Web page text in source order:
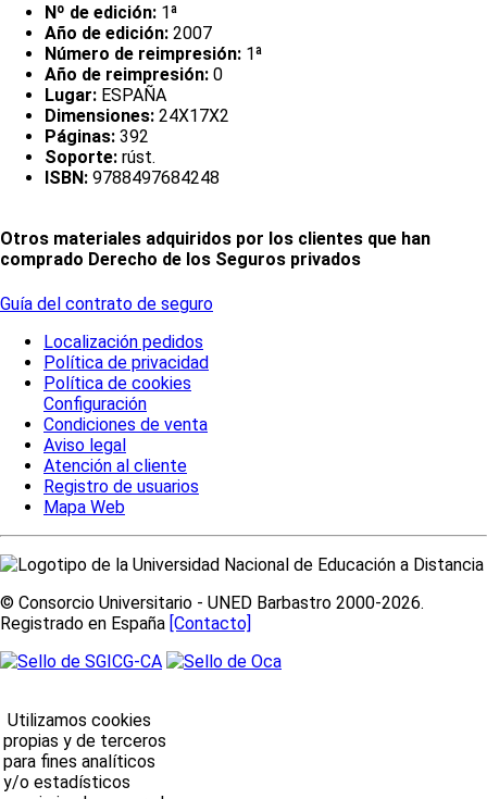
Nº de edición: 1ª
Año de edición: 2007
Número de reimpresión: 1ª
Año de reimpresión: 0
Lugar: ESPAÑA
Dimensiones: 24X17X2
Páginas: 392
Soporte: rúst.
ISBN: 9788497684248
Otros materiales adquiridos por los clientes que han
comprado Derecho de los Seguros privados
Guía del contrato de seguro
Localización pedidos
Política de privacidad
Política de cookies
Configuración
Condiciones de venta
Aviso legal
Atención al cliente
Registro de usuarios
Mapa Web
© Consorcio Universitario - UNED Barbastro 2000-2026.
Registrado en España [Contacto]
Utilizamos cookies
propias y de terceros
para fines analíticos
y/o estadísticos